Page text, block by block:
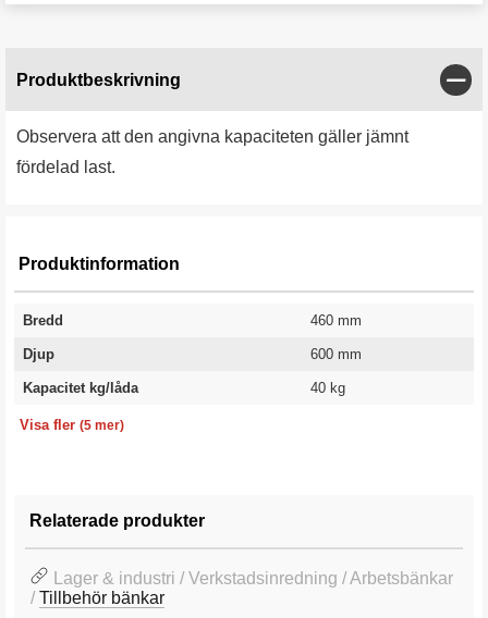
Produktbeskrivning
Observera att den angivna kapaciteten gäller jämnt
fördelad last.
Produktinformation
Bredd 460 mm
Djup 600 mm
Kapacitet kg/låda
40 kg
Visa fler (5 mer)
Relaterade produkter
Lager & industri / Verkstadsinredning / Arbetsbänkar
/Tillbehör bänkar